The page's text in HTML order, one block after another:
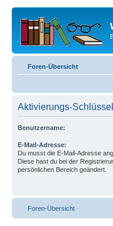
Foren-Übersicht
Aktivierungs-
Benutzername:
E-Mail-Adresse:
Du musst die E-Mail-Adresse
Diese hast du bei der
persönlichen Bereich geändert.
Foren-Übersicht